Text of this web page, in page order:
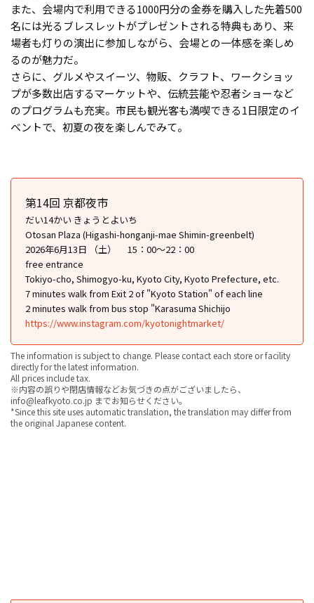
また、会場内で利用できる1000円分の金券を購入した先着500
名には光るブレスレットがプレゼントされる特典もあり、来
場者も灯りの演出に参加しながら、会場との一体感を楽しめ
るのが魅力だ。
さらに、グルメやスイーツ、物販、クラフト、ワークショッ
プが多数出店するマーケットや、伝統芸能や忍者ショーなど
のプログラムも充実。市民も観光客も満喫できる1日限定のイ
ベントで、初夏の夜を楽しんでみて。
第14回 京都夜市
だい14かい きょうとよいち
Otosan Plaza (Higashi-honganji-mae Shimin-greenbelt)
2026年6月13日 （土） 15：00〜22：00
free entrance
Tokiyo-cho, Shimogyo-ku, Kyoto City, Kyoto Prefecture, etc.
7 minutes walk from Exit 2 of "Kyoto Station" of each line
2 minutes walk from bus stop "Karasuma Shichijo
https://www.instagram.com/kyotonightmarket/
The information is subject to change. Please contact each store or facility
directly for the latest information.
All prices include tax.
※内容の誤りや閉店情報などお気づきの点がございましたら、
info@leafkyoto.co.jp までお知らせください。
*Since this site uses automatic translation, the translation may differ from
the original Japanese content.